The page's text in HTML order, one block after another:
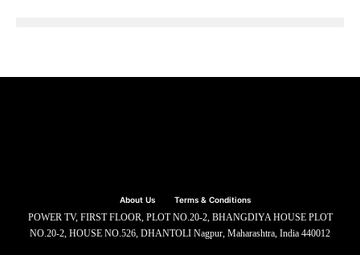
About Us Terms & Conditions
POWER TV, FIRST FLOOR, PLOT NO.20-2, BHANGDIYA HOUSE PLOT
NO.20-2, HOUSE NO.526, DHANTOLI Nagpur, Maharashtra, India 440012